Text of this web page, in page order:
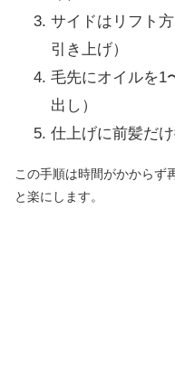
サイドはリフト
引き上げ）
毛先にオイルを1
出し）
仕上げに前髪だ
この手順は時間がかからず
と楽にします。